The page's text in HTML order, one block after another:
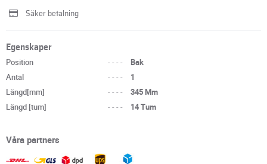
Säker betalning
Egenskaper
Position ----
Bak
Antal
----
1
Längd[mm]
----
345 Mm
Längd [tum]
---- 14 Tum
Våra partners